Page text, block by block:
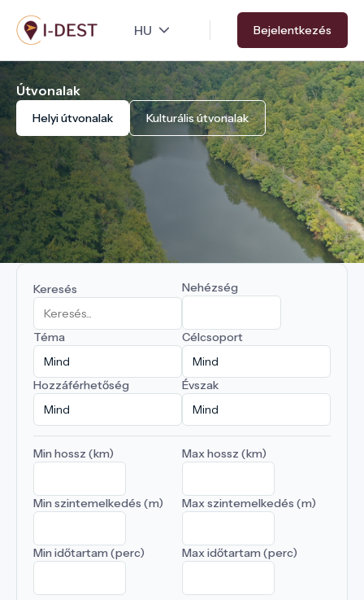
Ugrás
a
tartalomra
Bejelentkezés
Útvonalak
Helyi útvonalak Kulturális útvonalak
Keresés Nehézség
Téma Célcsoport
Hozzáférhetőség Évszak
Min hossz (km) Max hossz (km)
Min szintemelkedés (m) Max szintemelkedés (m)
Min időtartam (perc) Max időtartam (perc)